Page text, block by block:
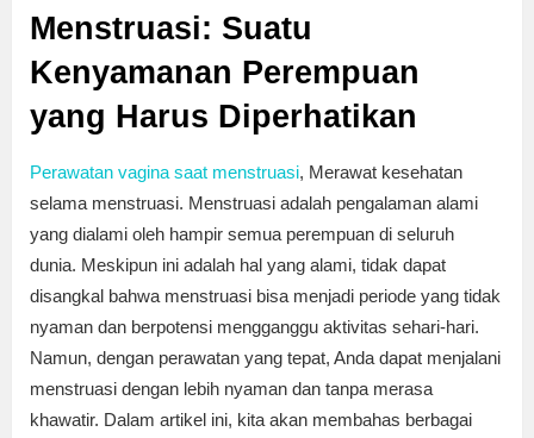
Menstruasi: Suatu
Kenyamanan Perempuan
yang Harus Diperhatikan
Perawatan vagina saat menstruasi, Merawat kesehatan
selama menstruasi. Menstruasi adalah pengalaman alami
yang dialami oleh hampir semua perempuan di seluruh
dunia. Meskipun ini adalah hal yang alami, tidak dapat
disangkal bahwa menstruasi bisa menjadi periode yang tidak
nyaman dan berpotensi mengganggu aktivitas sehari-hari.
Namun, dengan perawatan yang tepat, Anda dapat menjalani
menstruasi dengan lebih nyaman dan tanpa merasa
khawatir. Dalam artikel ini, kita akan membahas berbagai